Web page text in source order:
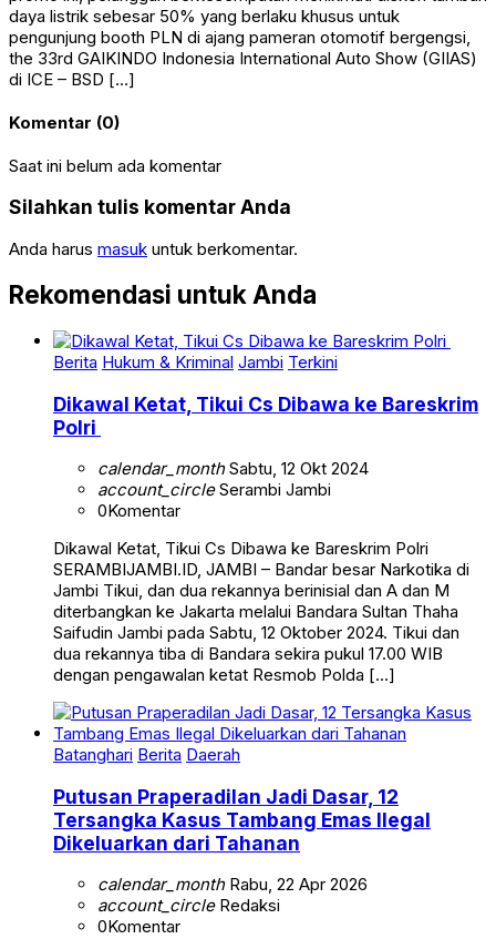
daya listrik sebesar 50% yang berlaku khusus untuk
pengunjung booth PLN di ajang pameran otomotif bergengsi,
the 33rd GAIKINDO Indonesia International Auto Show (GIIAS)
di ICE – BSD […]
Komentar (0)
Saat ini belum ada komentar
Silahkan tulis komentar Anda
Anda harus masuk untuk berkomentar.
Rekomendasi untuk Anda
Berita Hukum & Kriminal Jambi Terkini
Dikawal Ketat, Tikui Cs Dibawa ke Bareskrim
Polri
calendar_monthSabtu, 12 Okt 2024
account_circleSerambi Jambi
0Komentar
Dikawal Ketat, Tikui Cs Dibawa ke Bareskrim Polri
SERAMBIJAMBI.ID, JAMBI – Bandar besar Narkotika di
Jambi Tikui, dan dua rekannya berinisial dan A dan M
diterbangkan ke Jakarta melalui Bandara Sultan Thaha
Saifudin Jambi pada Sabtu, 12 Oktober 2024. Tikui dan
dua rekannya tiba di Bandara sekira pukul 17.00 WIB
dengan pengawalan ketat Resmob Polda […]
Batanghari Berita Daerah
Putusan Praperadilan Jadi Dasar, 12
Tersangka Kasus Tambang Emas Ilegal
Dikeluarkan dari Tahanan
calendar_monthRabu, 22 Apr 2026
account_circleRedaksi
0Komentar